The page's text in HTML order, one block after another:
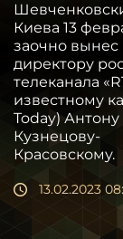
Киева 13
заочно вынес
директору
телеканала
известному
Today) Антону
Кузнецову-
Красовскому.
13.02.2023